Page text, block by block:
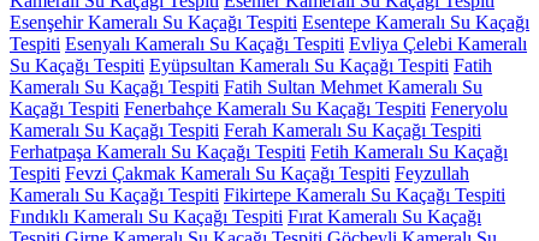
Esenşehir Kameralı Su Kaçağı Tespiti Esentepe Kameralı Su Kaçağı
Tespiti Esenyalı Kameralı Su Kaçağı Tespiti Evliya Çelebi Kameralı
Su Kaçağı Tespiti Eyüpsultan Kameralı Su Kaçağı Tespiti Fatih
Kameralı Su Kaçağı Tespiti Fatih Sultan Mehmet Kameralı Su
Kaçağı Tespiti Fenerbahçe Kameralı Su Kaçağı Tespiti Feneryolu
Kameralı Su Kaçağı Tespiti Ferah Kameralı Su Kaçağı Tespiti
Ferhatpaşa Kameralı Su Kaçağı Tespiti Fetih Kameralı Su Kaçağı
Tespiti Fevzi Çakmak Kameralı Su Kaçağı Tespiti Feyzullah
Kameralı Su Kaçağı Tespiti Fikirtepe Kameralı Su Kaçağı Tespiti
Fındıklı Kameralı Su Kaçağı Tespiti Fırat Kameralı Su Kaçağı